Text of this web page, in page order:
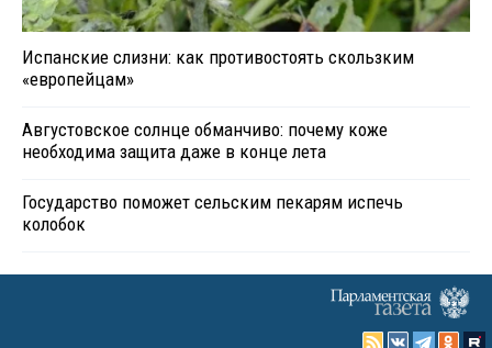
Испанские слизни: как противостоять скользким
«европейцам»
Августовское солнце обманчиво: почему коже
необходима защита даже в конце лета
Государство поможет сельским пекарям испечь
колобок